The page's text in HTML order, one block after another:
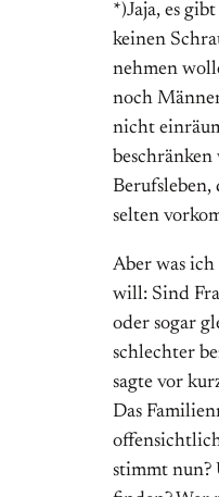
*)Jaja, es
keinen
nehmen
noch
nicht
Berufsleben,
selten
Aber was
will: Sind
oder sogar
schlechter
sagte vor
Das
stimmt nun?